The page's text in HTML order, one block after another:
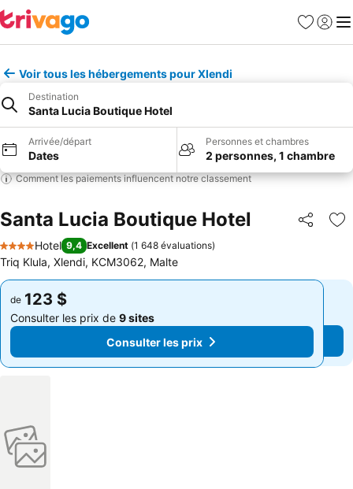
Favoris
Se
Voir tous les hébergements pour Xlendi
Destination
Santa Lucia Boutique Hotel
Arrivée/départ
Dates
Personnes et chambres
2 personnes, 1 chambre
Comment les paiements influencent notre classement
Santa Lucia Boutique Hotel Partager
4 Étoiles
Hotel 9,4 Excellent (1 648 évaluations)
Triq Klula, Xlendi, KCM3062, Malte
de 123 $
Consulter les prix de 9 sites
Consulter les prix
de 123 $
Consulter les prix de 9 sites
Consulter les prix